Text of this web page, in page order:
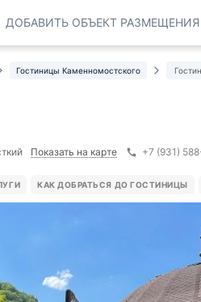
ДОБАВИТЬ ОБЪЕКТ РАЗМЕЩЕНИЯ
Гостиницы Каменномостского
Показать на карте +7 (931)
КАК ДОБРАТЬСЯ ДО ГОСТИНИЦЫ